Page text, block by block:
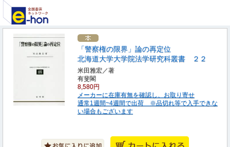
「警察権の限界」論の再定位
北海道大学大学院法学研究科叢書 ２２
米田雅宏／著
有斐閣
8,580円
メーカーに在庫有無を確認し、お取り寄せ
通常1週間~4週間で出荷 ※品切れ等で入手できな
い場合もございます